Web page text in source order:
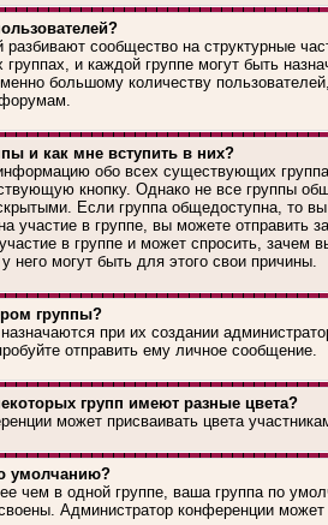
разбивают сообщество на структурные
группах, и каждой группе могут быть
большому количеству
и как мне вступить в них?
обо всех существующих
кнопку. Однако не все группы
Если группа общедоступна, то
участие в группе, вы можете
в группе и может спросить, зачем
него могут быть для этого свои причины.
группы?
при их создании
отправить ему личное сообщение.
групп имеют разные цвета?
может присваивать цвета
умолчанию?
чем в одной группе, ваша группа по
Администратор конференции